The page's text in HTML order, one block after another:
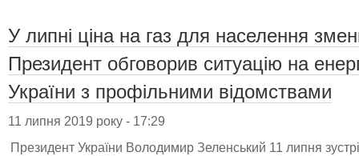
У липні ціна на газ для населення
Президент обговорив ситуацію на
України з профільними відомствами
11 липня 2019 року - 17:29
Президент України Володимир Зеленський 11 липня